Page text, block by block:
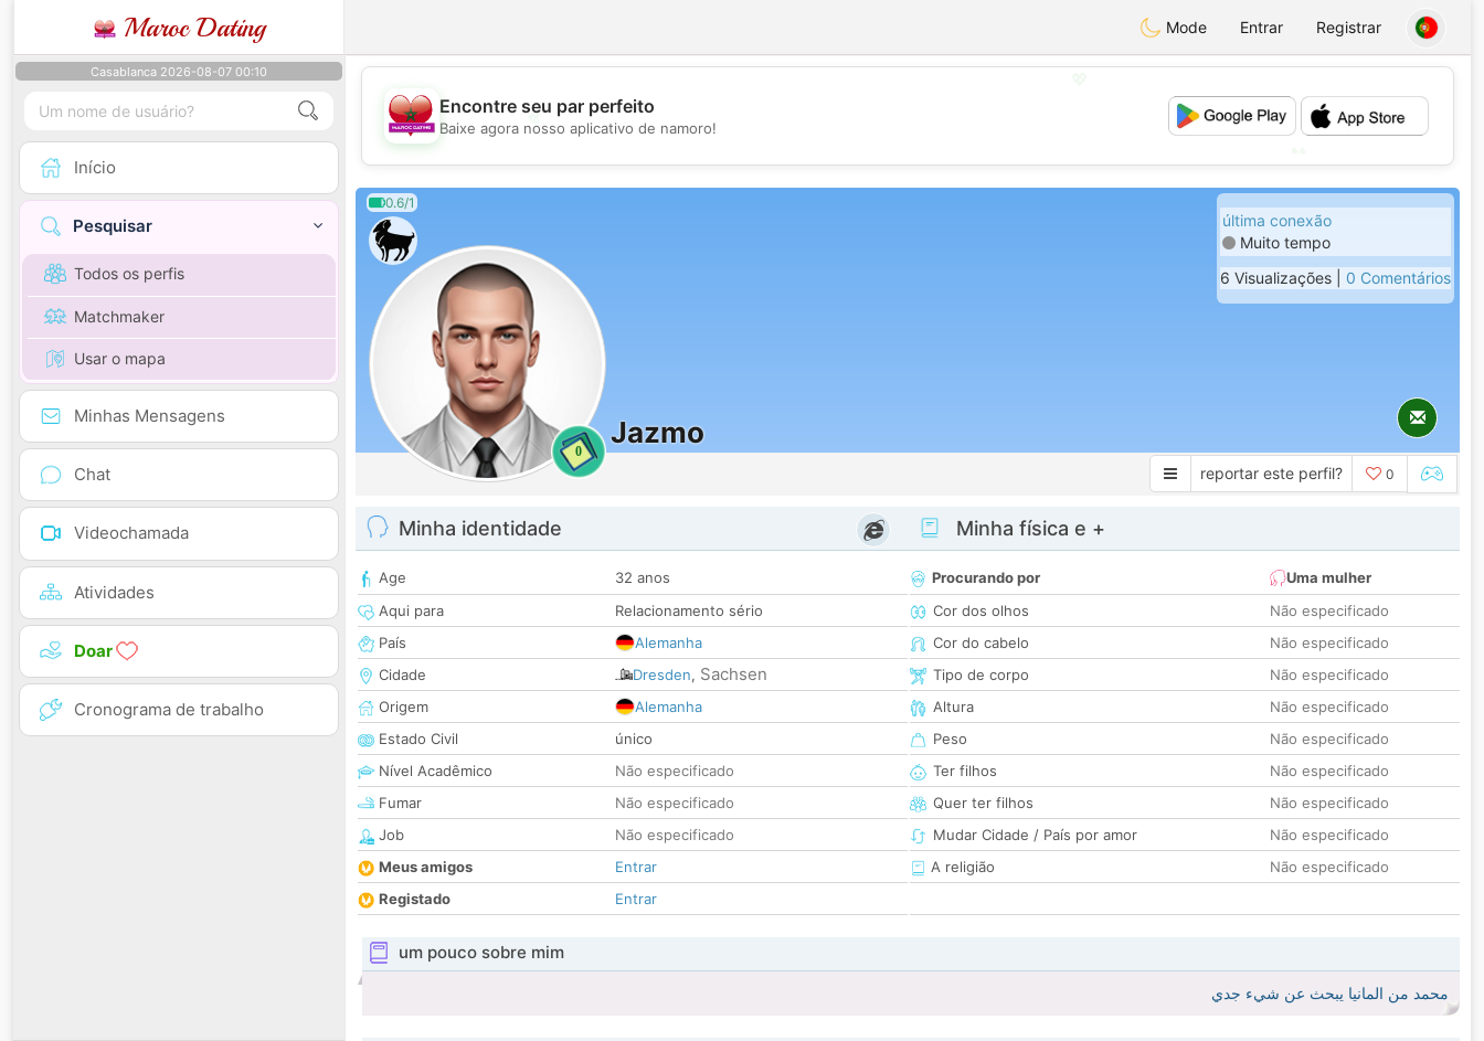
Maroc Dating Mode Entrar Registrar
Casablanca 2026-08-07 00:10
Início
Pesquisar
Todos os perfis
Matchmaker
Usar o mapa
Minhas Mensagens
Chat
Videochamada
Atividades
Doar
Cronograma de trabalho
💖
💕
💕
Encontre seu par perfeito
Baixe agora nosso aplicativo de namoro!
0.6/1
0
Jazmo
última conexão
Muito tempo
6 Visualizações | 0 Comentários
reportar este perfil? 0
Minha identidade
Age
32 anos
Aqui para
Relacionamento sério
País
Alemanha
Cidade
Dresden, Sachsen
Origem
Alemanha
Estado Civil
único
Nível Acadêmico
Não especificado
Fumar
Não especificado
Job
Não especificado
Meus amigos
Entrar
Registado
Entrar
Minha física e +
Procurando por
Uma mulher
Cor dos olhos
Não especificado
Cor do cabelo
Não especificado
Tipo de corpo
Não especificado
Altura
Não especificado
Peso
Não especificado
Ter filhos
Não especificado
Quer ter filhos
Não especificado
Mudar Cidade / País por amor
Não especificado
A religião
Não especificado
um pouco sobre mim
محمد من المانيا يبحث عن شيء جدي